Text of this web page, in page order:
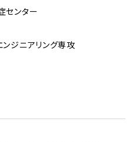
センター
ジニアリング専攻